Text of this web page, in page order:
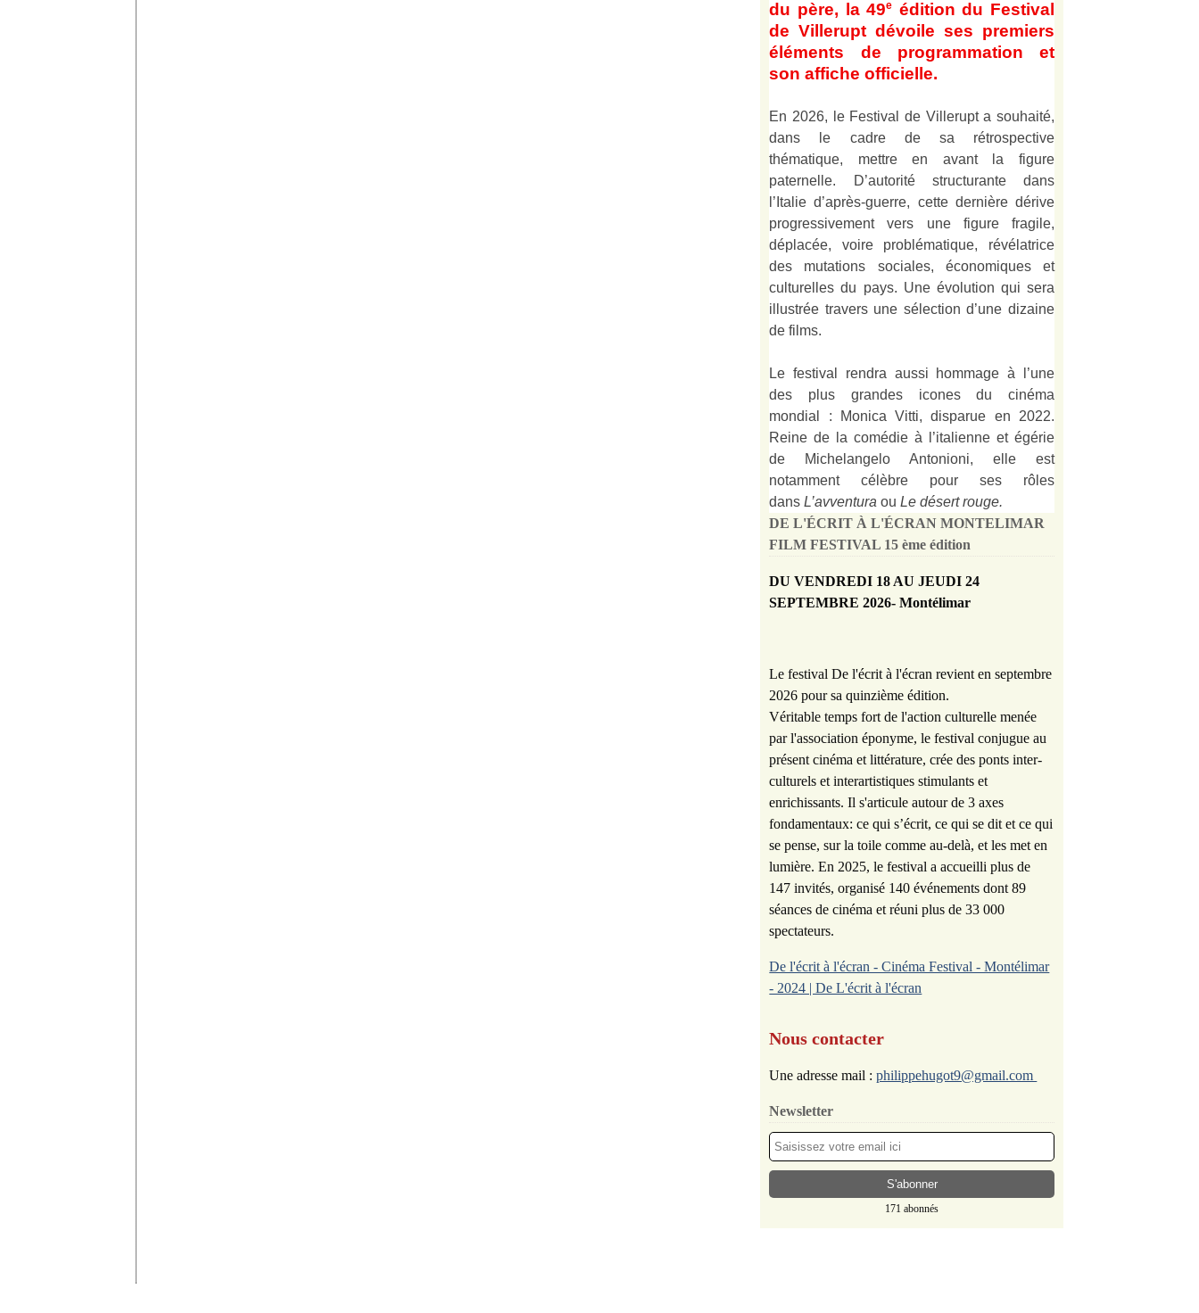
du père, la 49e édition du Festival
de Villerupt dévoile ses premiers
éléments de programmation et
son affiche officielle.
En 2026, le Festival de Villerupt a souhaité,
dans le cadre de sa rétrospective
thématique, mettre en avant la figure
paternelle. D’autorité structurante dans
l’Italie d’après-guerre, cette dernière dérive
progressivement vers une figure fragile,
déplacée, voire problématique, révélatrice
des mutations sociales, économiques et
culturelles du pays. Une évolution qui sera
illustrée travers une sélection d’une dizaine
de films.
Le festival rendra aussi hommage à l’une
des plus grandes icones du cinéma
mondial : Monica Vitti, disparue en 2022.
Reine de la comédie à l’italienne et égérie
de Michelangelo Antonioni, elle est
notamment célèbre pour ses rôles
dans L’avventura ou Le désert rouge.
DE L'ÉCRIT À L'ÉCRAN MONTELIMAR
FILM FESTIVAL 15 ème édition
DU VENDREDI 18 AU JEUDI 24
SEPTEMBRE 2026- Montélimar
Le festival De l'écrit à l'écran revient en septembre
2026 pour sa quinzième édition.
Véritable temps fort de l'action culturelle menée
par l'association éponyme, le festival conjugue au
présent cinéma et littérature, crée des ponts inter-
culturels et interartistiques stimulants et
enrichissants. Il s'articule autour de 3 axes
fondamentaux: ce qui s’écrit, ce qui se dit et ce qui
se pense, sur la toile comme au-delà, et les met en
lumière. En 2025, le festival a accueilli plus de
147 invités, organisé 140 événements dont 89
séances de cinéma et réuni plus de 33 000
spectateurs.
De l'écrit à l'écran - Cinéma Festival - Montélimar
- 2024 | De L'écrit à l'écran
Nous contacter
Une adresse mail :philippehugot9@gmail.com
Newsletter
171 abonnés